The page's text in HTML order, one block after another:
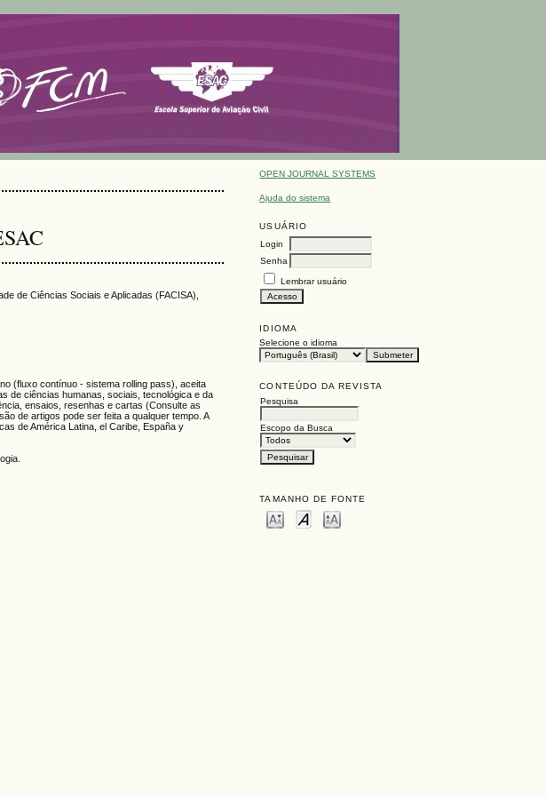
OPEN JOURNAL SYSTEMS
Ajuda do sistema
USUÁRIO
Login
Senha
Lembrar usuário
IDIOMA
Selecione o idioma
CONTEÚDO DA REVISTA
Pesquisa
Escopo da Busca
TAMANHO DE FONTE
de Ciências Sociais e Aplicadas (FACISA),
(fluxo contínuo - sistema rolling pass), aceita
de ciências humanas, sociais, tecnológica e da
ensaios, resenhas e cartas (Consulte as
de artigos pode ser feita a qualquer tempo. A
de América Latina, el Caribe, España y